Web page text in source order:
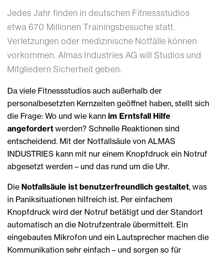
Jedes Jahr finden in deutschen Fitnessstudios
etwa 670 Millionen Trainingsbesuche statt.
Verletzungen oder medizinische Notfälle können
vorkommen. Almas Industries AG will Studios und
Mitgliedern Sicherheit geben.
Da viele Fitnessstudios auch außerhalb der
personalbesetzten Kernzeiten geöffnet haben, stellt sich
die Frage: Wo und wie kann im Erntsfall Hilfe
angefordert werden? Schnelle Reaktionen sind
entscheidend. Mit der Notfallsäule von ALMAS
INDUSTRIES kann mit nur einem Knopfdruck ein Notruf
abgesetzt werden – und das rund um die Uhr.
Die Notfallsäule ist benutzerfreundlich gestaltet, was
in Paniksituationen hilfreich ist. Per einfachem
Knopfdruck wird der Notruf betätigt und der Standort
automatisch an die Notrufzentrale übermittelt. Ein
eingebautes Mikrofon und ein Lautsprecher machen die
Kommunikation sehr einfach – und sorgen so für